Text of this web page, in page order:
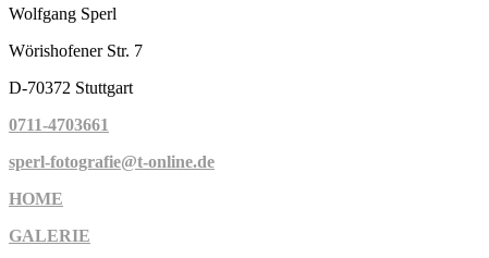
Wolfgang Sperl
Wörishofener Str. 7
D-70372 Stuttgart
0711-4703661
sperl-fotografie@t-online.de
HOME
GALERIE